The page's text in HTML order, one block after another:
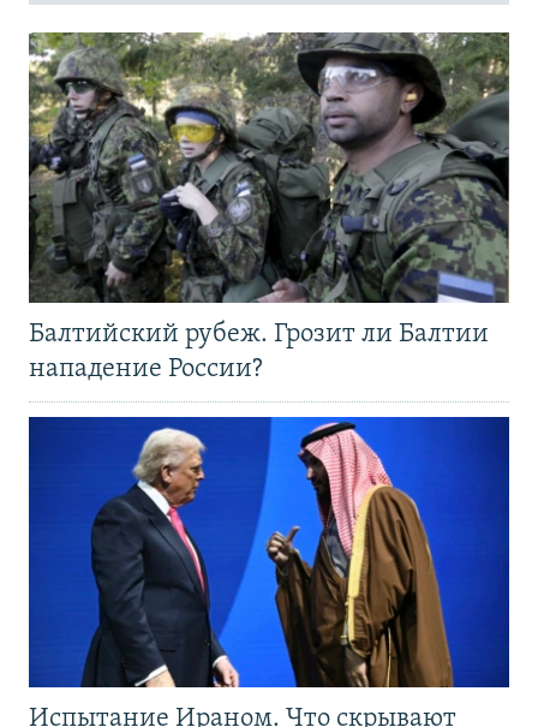
Балтийский рубеж. Грозит ли Балтии
нападение России?
Испытание Ираном. Что скрывают